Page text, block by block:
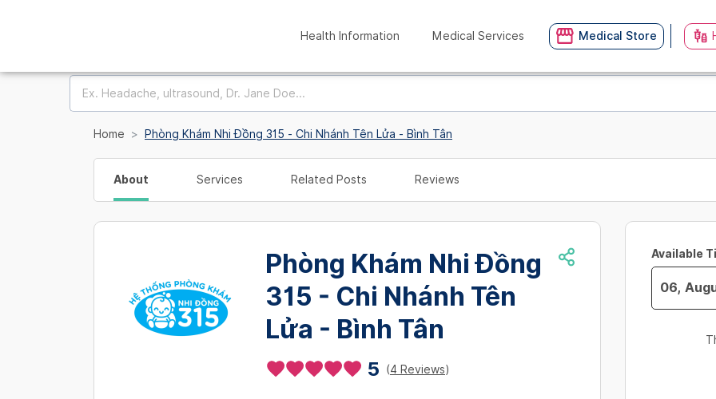
Health Information Medical Services Medical Store
Home Phòng Khám Nhi Đồng 315 - Chi Nhánh Tên Lửa - Bình Tân
About Services Related Posts Reviews
Phòng Khám Nhi Đồng
315 - Chi Nhánh Tên
Lửa - Bình Tân
5 (4 Reviews)
Available
Navigate